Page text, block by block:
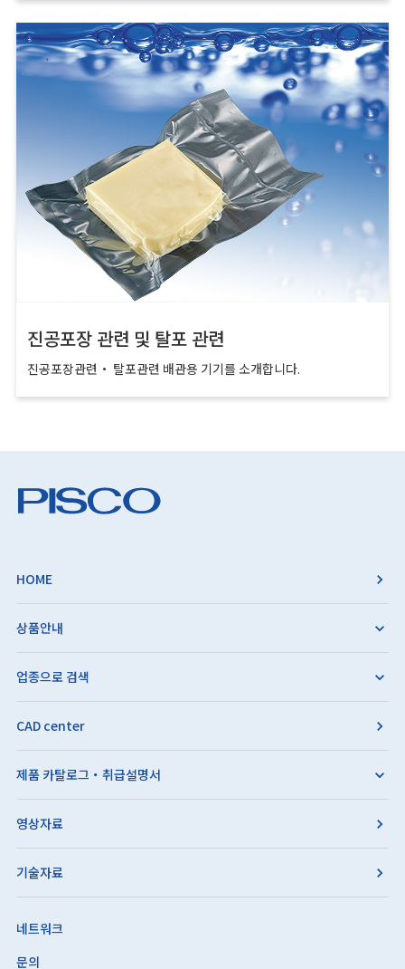
진공포장 관련 및 탈포 관련
진공포장관련・ 탈포관련 배관용 기기를 소개합니다.
HOME
상품안내
업종으로 검색
CAD center
제품 카탈로그・취급설명서
영상자료
기술자료
네트워크
문의